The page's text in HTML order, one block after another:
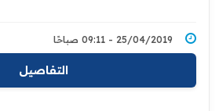
25/04/2019 - 09:11 صباحًا
التفاصيل